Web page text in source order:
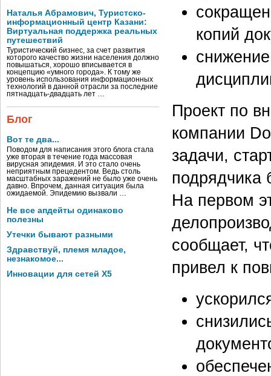
Наталья Абрамович, Туристско-
информационный центр Казани:
Виртуальная поддержка реальных
путешествий
Туристический бизнес, за счет развития
которого качество жизни населения должно
повышаться, хорошо вписывается в
концепцию «умного города». К тому же
уровень использования информационных
технологий в данной отрасли за последние
пятнадцать-двадцать лет …
Блог
Вот те два...
Поводом для написания этого блога стала
уже вторая в течение года массовая
вирусная эпидемия. И это стало очень
неприятным прецедентом. Ведь столь
масштабных заражений не было уже очень
давно. Впрочем, данная ситуация была
ожидаемой. Эпидемию вызвали …
Не все апдейты одинаково
полезны
Утечки бывают разными
Здравствуй, племя младое,
незнакомое...
Инновации для сетей X5
копий
Проект по
компании
задачи,
На первом
сообщает,
привел к